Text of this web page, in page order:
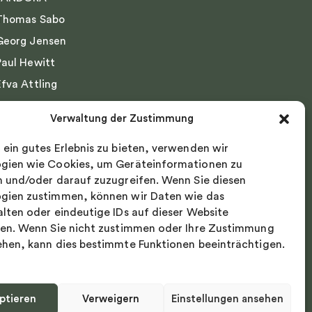
Verwaltung der Zustimmung
ein gutes Erlebnis zu bieten, verwenden wir
wie Cookies, um Geräteinformationen zu
und/oder darauf zuzugreifen. Wenn Sie diesen
zustimmen, können wir Daten wie das
oder eindeutige IDs auf dieser Website
Wenn Sie nicht zustimmen oder Ihre Zustimmung
kann dies bestimmte Funktionen beeinträchtigen.
Verweigern Einstellungen ansehen
Sabo
Jensen
Hewitt
Attling
Spectra